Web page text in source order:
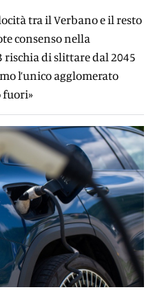
tra il Verbano e il resto
consenso nella
rischia di slittare dal 2045
l’unico agglomerato
fuori»